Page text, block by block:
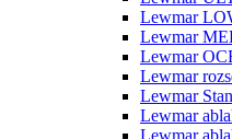
Lewmar
Lewmar
Lewmar
Lewmar
Lewmar
Lewmar